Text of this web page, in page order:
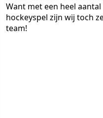
Want met een heel
hockeyspel zijn wij toch
team!